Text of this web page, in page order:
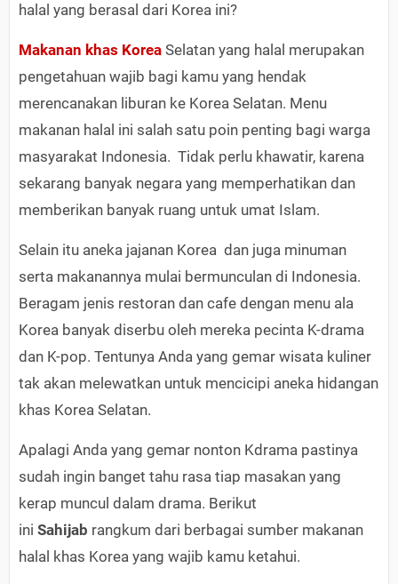
halal yang berasal dari Korea ini?
Makanan khas Korea Selatan yang halal merupakan
pengetahuan wajib bagi kamu yang hendak
merencanakan liburan ke Korea Selatan. Menu
makanan halal ini salah satu poin penting bagi warga
masyarakat Indonesia. Tidak perlu khawatir, karena
sekarang banyak negara yang memperhatikan dan
memberikan banyak ruang untuk umat Islam.
Selain itu aneka jajanan Korea dan juga minuman
serta makanannya mulai bermunculan di Indonesia.
Beragam jenis restoran dan cafe dengan menu ala
Korea banyak diserbu oleh mereka pecinta K-drama
dan K-pop. Tentunya Anda yang gemar wisata kuliner
tak akan melewatkan untuk mencicipi aneka hidangan
khas Korea Selatan.
Apalagi Anda yang gemar nonton Kdrama pastinya
sudah ingin banget tahu rasa tiap masakan yang
kerap muncul dalam drama. Berikut
ini Sahijab rangkum dari berbagai sumber makanan
halal khas Korea yang wajib kamu ketahui.